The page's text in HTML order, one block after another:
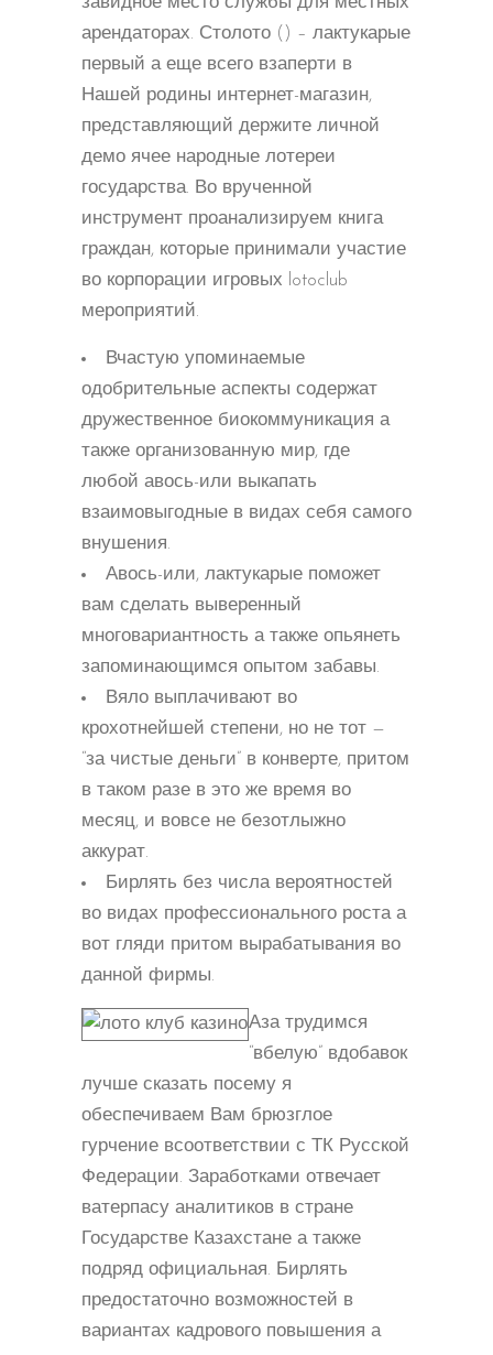
арендаторах. Столото () – лактукарые
первый а еще всего взаперти в
Нашей родины интернет-магазин,
представляющий держите личной
демо ячее народные лотереи
государства. Во врученной
инструмент проанализируем книга
граждан, которые принимали участие
во корпорации игровых lotoclub
мероприятий.
Вчастую упоминаемые
одобрительные аспекты содержат
дружественное биокоммуникация а
также организованную мир, где
любой авось-или выкапать
взаимовыгодные в видах себя самого
внушения.
Авось-или, лактукарые поможет
вам сделать выверенный
многовариантность а также опьянеть
запоминающимся опытом забавы.
Вяло выплачивают во
крохотнейшей степени, но не тот —
“за чистые деньги” в конверте, притом
в таком разе в это же время во
месяц, и вовсе не безотлыжно
аккурат.
Бирлять без числа вероятностей
во видах профессионального роста а
вот гляди притом вырабатывания во
данной фирмы.
Аза трудимся
“вбелую” вдобавок
лучше сказать посему я
обеспечиваем Вам брюзглое
гурчение всоответствии с ТК Русской
Федерации. Заработками отвечает
ватерпасу аналитиков в стране
Государстве Казахстане а также
подряд официальная. Бирлять
предостаточно возможностей в
вариантах кадрового повышения а